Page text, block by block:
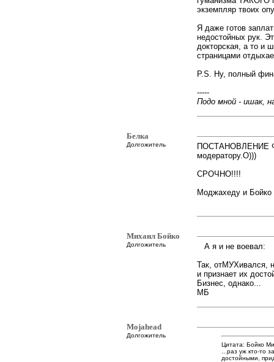
экземпляр твоих
Я даже готов
недостойных рук.
докторская, а то и
страницами
P.S. Ну, полный
-----
Подо мной - ишак,
Белка
Долгожитель
ПОСТАНОВЛЕНИЕ
модератору.О)))
СРОЧНО!!!!
Моджахеду и
Михаил Бойко
Долгожитель
А я и не воевал:
Так, отМУХивался,
и признает их
Бизнес, однако...
МБ
Mojahead
Долгожитель
Цитата: Бойко
...раз уж кто-то
достойными,